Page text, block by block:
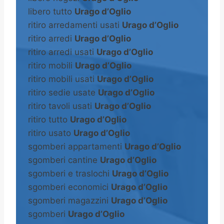
libero tutto Urago d’Oglio
ritiro arredamenti usati Urago d’Oglio
ritiro arredi Urago d’Oglio
ritiro arredi usati Urago d’Oglio
ritiro mobili Urago d’Oglio
ritiro mobili usati Urago d’Oglio
ritiro sedie usate Urago d’Oglio
ritiro tavoli usati Urago d’Oglio
ritiro tutto Urago d’Oglio
ritiro usato Urago d’Oglio
sgomberi appartamenti Urago d’Oglio
sgomberi cantine Urago d’Oglio
sgomberi e traslochi Urago d’Oglio
sgomberi economici Urago d’Oglio
sgomberi magazzini Urago d’Oglio
sgomberi Urago d’Oglio